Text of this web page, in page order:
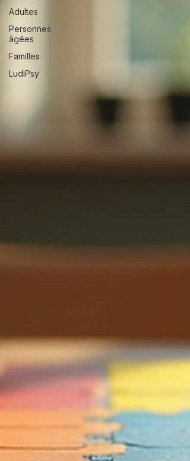
Adultes
Personnes
âgées
Familles
LudiPsy